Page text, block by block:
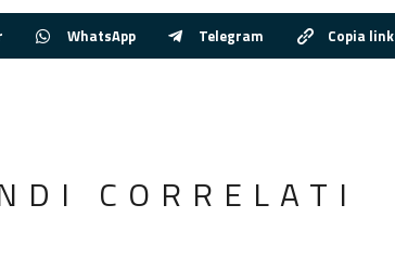
WhatsApp Telegram Copia link
CORRELATI